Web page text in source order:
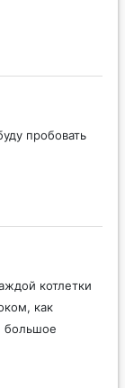
пробовать
котлетки
как
большое